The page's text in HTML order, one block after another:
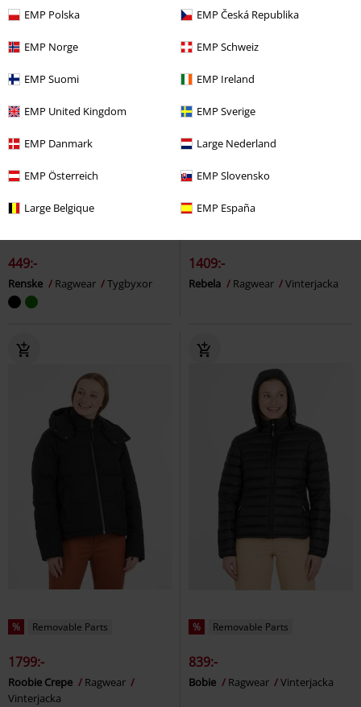
EMP Polska EMP Česká Republika
EMP Norge EMP Schweiz
EMP Suomi EMP Ireland
EMP United Kingdom EMP Sverige
EMP Danmark Large Nederland
EMP Österreich EMP Slovensko
Large Belgique EMP España
449:-
Renske Ragwear Tygbyxor
1409:-
Rebela Ragwear Vinterjacka
% Removable Parts
1799:-
Roobie Crepe
Ragwear
Vinterjacka
% Removable Parts
839:-
Bobie Ragwear Vinterjacka